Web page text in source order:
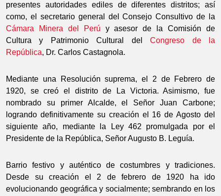
presentes autoridades ediles de diferentes distritos; así
como, el secretario general del Consejo Consultivo de la
Cámara Minera del Perú y asesor de la Comisión de
Cultura y Patrimonio Cultural delCongreso de la
República, Dr. Carlos Castagnola.
Mediante una Resolución suprema, el 2 de Febrero de
1920, se creó el distrito de La Victoria. Asimismo, fue
nombrado su primer Alcalde, el Señor Juan Carbone;
logrando definitivamente su creación el 16 de Agosto del
siguiente año, mediante la Ley 462 promulgada por el
Presidente de la República, Señor Augusto B. Leguía.
Barrio festivo y auténtico de costumbres y tradiciones.
Desde su creación el 2 de febrero de 1920 ha ido
evolucionando geográfica y socialmente; sembrando en los